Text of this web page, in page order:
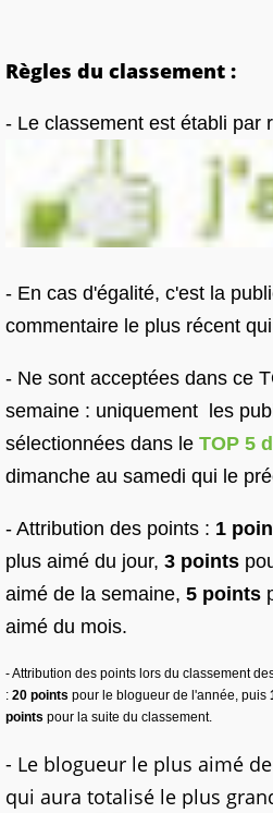
Règles du classement :
- Le classement est établi par
- En cas d'égalité, c'est la
commentaire le plus récent
- Ne sont acceptées dans ce
semaine : uniquement les
sélectionnées dans le TOP 5
dimanche au samedi qui le
- Attribution des points : 1
plus aimé du jour, 3 points
aimé de la semaine, 5 points
aimé du mois.
- Attribution des points lors du classement
: 20 points pour le blogueur de l'année, puis
points pour la suite du classement.
- Le blogueur le plus aimé
qui aura totalisé le plus